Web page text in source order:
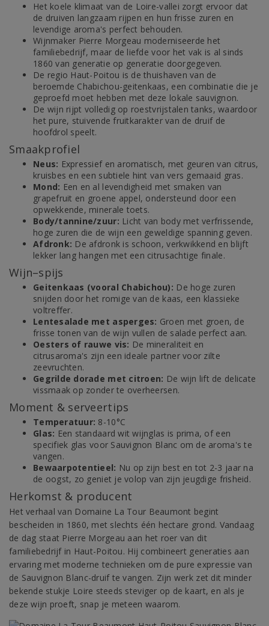
Het koele klimaat van de Loire-vallei zorgt ervoor dat
de druiven langzaam rijpen en hun frisse zuren en
levendige aroma's perfect behouden.
Wijnmaker Pierre Morgeau moderniseerde het
familiebedrijf, maar de liefde voor het vak is al sinds
1860 van generatie op generatie doorgegeven.
De regio Haut-Poitou is de thuishaven van de
beroemde Chabichou-geitenkaas, een combinatie die je
geproefd moet hebben met deze lokale sauvignon.
De wijn rijpt volledig op roestvrijstalen tanks, waardoor
het pure, stuivende fruitkarakter van de druif de
hoofdrol speelt.
Smaakprofiel
Neus: Expressief en aromatisch, met geuren van citrus,
kruisbes en een subtiele hint van vers gemaaid gras.
Mond: Een en al levendigheid met smaken van
grapefruit en groene appel, ondersteund door een
opwekkende, minerale toets.
Body/tannine/zuur: Licht van body met verfrissende,
hoge zuren die de wijn een geweldige spanning geven.
Afdronk: De afdronk is schoon, verkwikkend en blijft
lekker lang hangen met een citrusachtige finale.
Wijn–spijs
Geitenkaas (vooral Chabichou): De hoge zuren
snijden door het romige van de kaas, een klassieke
voltreffer.
Lentesalade met asperges: Groen met groen, de
frisse tonen van de wijn vullen de salade perfect aan.
Oesters of rauwe vis: De mineraliteit en
citrusaroma's zijn een ideale partner voor zilte
zeevruchten.
Gegrilde dorade met citroen: De wijn lift de delicate
vissmaak op zonder te overheersen.
Moment & serveertips
Temperatuur: 8-10°C
Glas: Een standaard wit wijnglas is prima, of een
specifiek glas voor Sauvignon Blanc om de aroma's te
vangen.
Bewaarpotentieel: Nu op zijn best en tot 2-3 jaar na
de oogst, zo geniet je volop van zijn jeugdige frisheid.
Herkomst & producent
Het verhaal van Domaine La Tour Beaumont begint
bescheiden in 1860, met slechts één hectare grond. Vandaag
de dag staat Pierre Morgeau aan het roer van dit
familiebedrijf in Haut-Poitou. Hij combineert generaties aan
ervaring met moderne technieken om de pure expressie van
de Sauvignon Blanc-druif te vangen. Zijn werk zet dit minder
bekende stukje Loire steeds steviger op de kaart, en als je
deze wijn proeft, snap je meteen waarom.